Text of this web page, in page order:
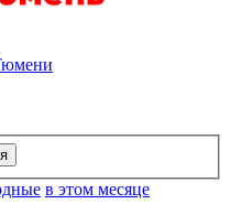
в этом месяце